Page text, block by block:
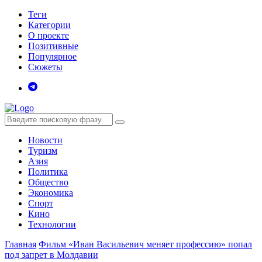
Теги
Категории
О проекте
Позитивные
Популярное
Сюжеты
Новости
Туризм
Азия
Политика
Общество
Экономика
Спорт
Кино
Технологии
Главная Фильм «Иван Васильевич меняет профессию» попал
под запрет в Молдавии